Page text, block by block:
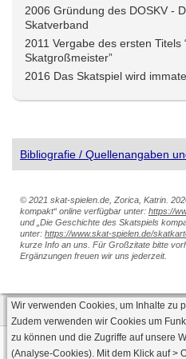
2006 Gründung des DOSKV -
Skatverband
2011 Vergabe des ersten Titels
Skatgroßmeister”
2016 Das Skatspiel wird
Bibliografie / Quellenangaben
© 2021 skat-spielen.de, Zorica, Katrin.
kompakt“ online verfügbar unter: https://
und „Die Geschichte des Skatspiels
unter: https://www.skat-spielen.de/
kurze Info an uns. Für Großzitate bitte
Ergänzungen freuen wir uns jederzeit.
Wir verwenden Cookies, um Inhalte zu
Zudem verwenden wir Cookies um
zu können und die Zugriffe auf unsere
(Analyse-Cookies). Mit dem Klick auf>